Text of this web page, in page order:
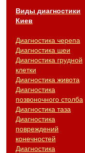
Виды диагностики
Киев
Диагностика черепа
Диагностика шеи
Диагностика грудной
клетки
Диагностика живота
Диагностика
позвоночного столба
Диагностика таза
Диагностика
повреждений
конечностей
Диагностика